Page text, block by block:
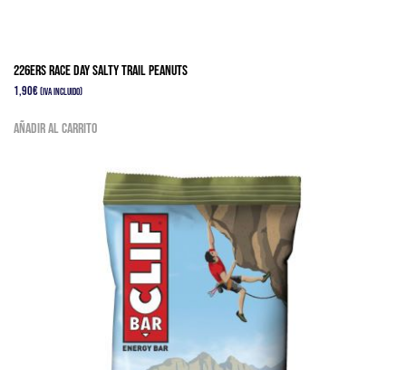
226ERS RACE DAY SALTY TRAIL PEANUTS
1,90€(IVA Incluido)
Añadir al carrito